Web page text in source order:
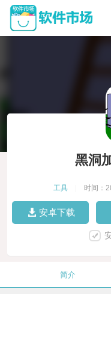
黑洞
工具 时间：
安卓下载
简介